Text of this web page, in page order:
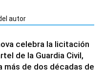
autor
celebra la licitación
de la Guardia Civil,
más de dos décadas de